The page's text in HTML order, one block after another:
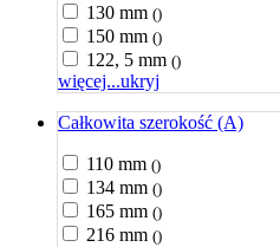
130 mm ()
150 mm ()
122, 5 mm ()
więcej...ukryj
Całkowita szerokość (A)
110 mm ()
134 mm ()
165 mm ()
216 mm ()